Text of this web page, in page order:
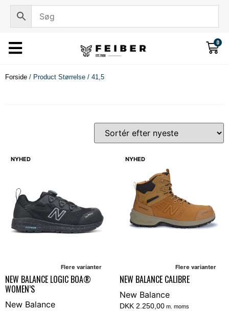
0
Forside / Product Størrelse / 41,5
NYHED
Flere varianter
NEW BALANCE LOGIC BOA®
WOMEN’S
New Balance
NYHED
Flere varianter
NEW BALANCE CALIBRE
New Balance
DKK 2.250,00 m. moms